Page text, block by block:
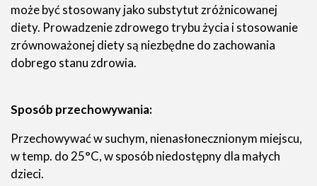
może być stosowany jako substytut zróżnicowanej
diety. Prowadzenie zdrowego trybu życia i stosowanie
zrównoważonej diety są niezbędne do zachowania
dobrego stanu zdrowia.
Sposób przechowywania:
Przechowywać w suchym, nienasłonecznionym miejscu,
w temp. do 25°C, w sposób niedostępny dla małych
dzieci.